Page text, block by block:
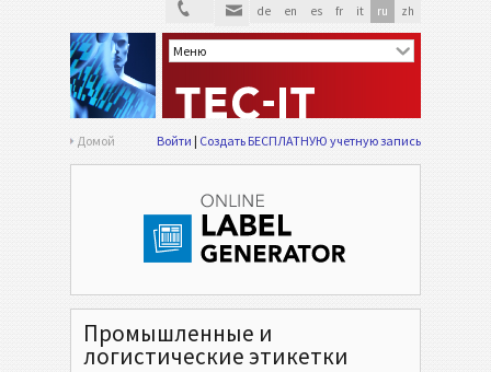
de en es fr it ru zh
Домой Войти Создать БЕСПЛАТНУЮ учетную запись
Промышленные и
логистические этикетки